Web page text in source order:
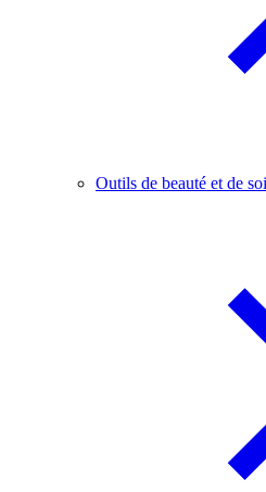
Outils de beauté et de